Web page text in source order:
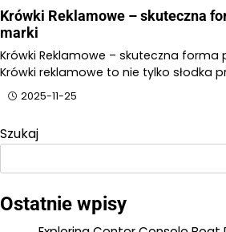
Krówki Reklamowe – skuteczna
marki
Krówki Reklamowe – skuteczna forma
Krówki reklamowe to nie tylko słodka
2025-11-25
Szukaj
Ostatnie wpisy